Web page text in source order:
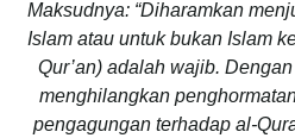
Maksudnya: “Diharamkan
Islam atau untuk bukan Islam
Qur’an) adalah wajib.
menghilangkan
pengagungan terhadap al-